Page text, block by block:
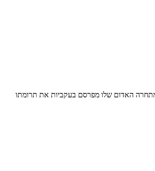
האדום שלו מפרסם בעקביות את תרומתו